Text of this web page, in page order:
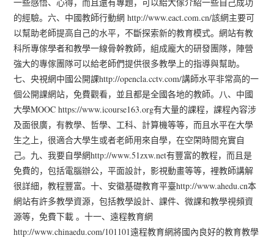
的經驗。六、中國教師行動網 http://www.eact.com.cn/該網主要可
以幫助老師提高自己的水平，不斷探索新的教育模式。網站有教
科所專傢學者和教學一線骨幹教師，組成龐大的研發團隊，陣營
強大的專傢團隊可以給老師們提供很多教學上的指導與幫助。
七、央視網中國公開課http://opencla.cctv.com/講師水平非常高的一
個公開課網站，免費觀看，並且都是全國各地的教師。八、中國
大學MOOC https://www.icourse163.org有大量的課程，課程內容涉
及面很廣，有教學、哲學、工科、計算機等等，而且水平在大學
生之上，很適合大學生或者老師用來自學，在空閑時間充實自
己。九、我要自學網http://www.51zxw.net有豐富的教程，而且是
免費的，包括電腦辦公，平面設計，影視動畫等等，裡教師講解
很詳細，教程豐富。十、安徽基礎教育平臺http://www.ahedu.cn本
網站有許多教學資源，包括教學設計、課件、微課和教學視頻資
源等，免費下載 。十一、遠程教育網
http://www.chinaedu.com/101101遠程教育網將國內良好的教育教學